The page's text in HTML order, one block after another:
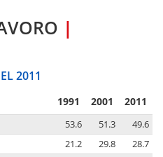
|
2011
1991 2001 2011
53.6 51.3
49.6
21.2 29.8
28.7